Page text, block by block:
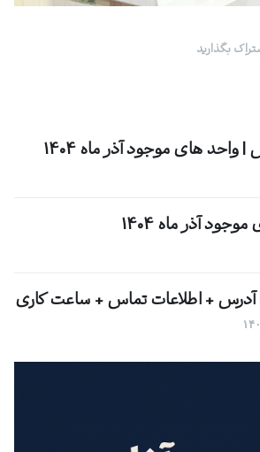
بگذارید
واحد های موجود آذر ماه 1404
آذر ماه 1404
آدرس + اطلاعات تماس + ساعت کاری